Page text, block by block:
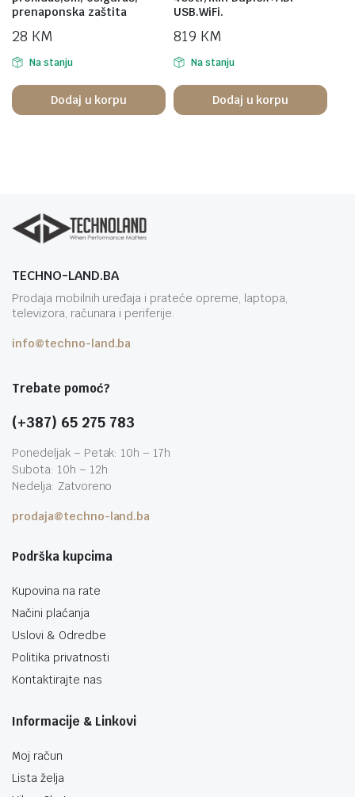
prenaponska zaštita
28 KM
Na stanju
Dodaj u korpu
USB.WiFi.
819 KM
Na stanju
Dodaj u korpu
TECHNO-LAND.BA
Prodaja mobilnih uređaja i prateće opreme, laptopa,
televizora, računara i periferije.
info@techno-land.ba
Trebate pomoć?
(+387) 65 275 783
Ponedeljak – Petak: 10h – 17h
Subota: 10h – 12h
Nedelja: Zatvoreno
prodaja@techno-land.ba
Podrška kupcima
Kupovina na rate
Načini plaćanja
Uslovi & Odredbe
Politika privatnosti
Kontaktirajte nas
Informacije & Linkovi
Moj račun
Lista želja